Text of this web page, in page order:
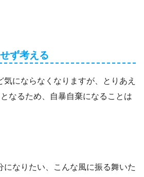
ず考える
気にならなくなりますが、とりあえ
なるため、自暴自棄になることは
になりたい、こんな風に振る舞いた